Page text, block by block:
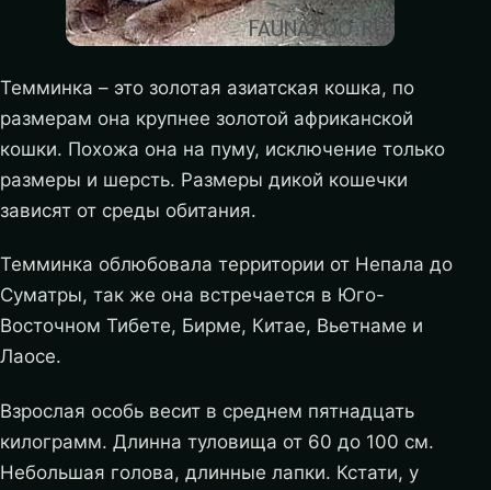
Темминка – это золотая азиатская кошка, по
размерам она крупнее золотой африканской
кошки. Похожа она на пуму, исключение только
размеры и шерсть. Размеры дикой кошечки
зависят от среды обитания.
Темминка облюбовала территории от Непала до
Суматры, так же она встречается в Юго-
Восточном Тибете, Бирме, Китае, Вьетнаме и
Лаосе.
Взрослая особь весит в среднем пятнадцать
килограмм. Длинна туловища от 60 до 100 см.
Небольшая голова, длинные лапки. Кстати, у